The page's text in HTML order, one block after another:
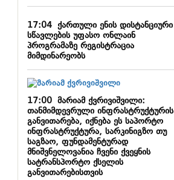
17:04ქართული ენის დისტანციური
სწავლების უფასო ონლაინ
პროგრამაზე რეგისტრაცია
მიმდინარეობს
17:00მარიამ ქვრივიშვილი:
თანმიმდევრული ინფრასტრუქტურის
განვითარება, იქნება ეს საპორტო
ინფრასტრუქტურა, სარკინიგზო თუ
საგზაო, ფუნდამენტურად
მნიშვნელოვანია ჩვენი ქვეყნის
სატრანსპორტო ქსელის
განვითარებისთვის